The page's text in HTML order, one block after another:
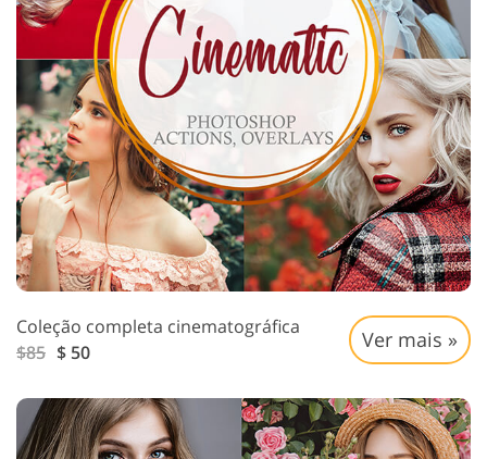
Coleção completa cinematográfica
$85 $ 50
Ver mais »